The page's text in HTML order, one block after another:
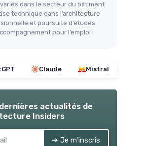
dans le secteur du bâtiment
technique dans l’architecture
et poursuite d’études
pour l’emploi
Claude Mistral
actualités de
Insiders
➔ Je m'inscris